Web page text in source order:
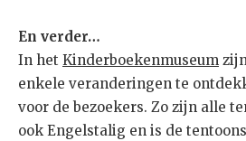
En verder…
In het Kinderboekenmuseum
enkele veranderingen te
voor de bezoekers. Zo zijn alle
ook Engelstalig en is de